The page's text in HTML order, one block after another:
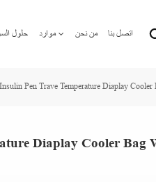
حلول موارد من نحن اتصل بنا
English
Pen Trave Temperature Diaplay
Diaplay Cooler Bag